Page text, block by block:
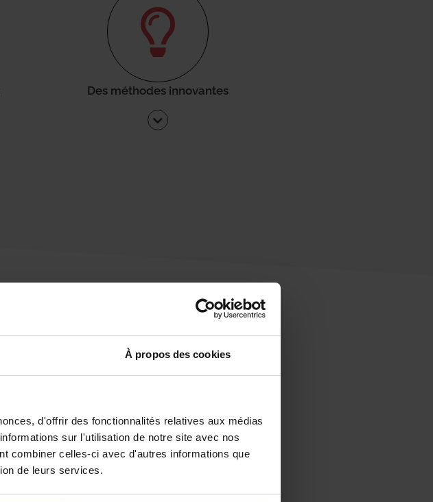
À propos des cookies
d'offrir des fonctionnalités relatives aux médias
sur l'utilisation de notre site avec nos
combiner celles-ci avec d'autres informations que
de leurs services.
Des méthodes innovantes
urgence ?
souhaitez être